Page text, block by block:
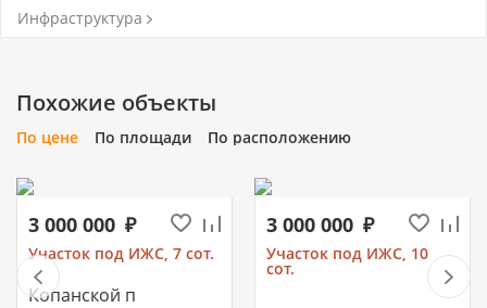
Инфраструктура
Похожие объекты
По цене По площади По расположению
3 000 000
Участок под ИЖС, 7 сот.
Копанской п
3 000 000
Участок под ИЖС, 10
сот.